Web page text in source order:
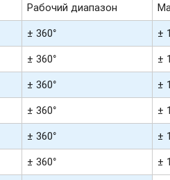
Рабочий диапазон
± 360°
±
± 360°
±
± 360°
±
± 360°
±
± 360°
±
± 360°
±